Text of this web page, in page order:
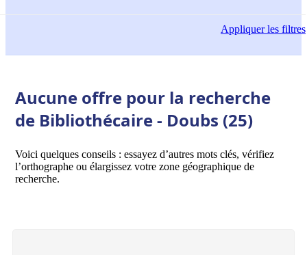
Appliquerles filtres
Aucune offre pour la recherche
de Bibliothécaire - Doubs (25)
Voici quelques conseils : essayez d’autres mots clés, vérifiez
l’orthographe ou élargissez votre zone géographique de
recherche.